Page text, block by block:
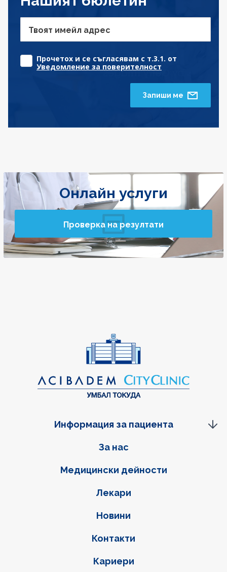
Твоят имейл адрес
Прочетох и се съгласявам с т.3.1. от
Уведомление за поверителност
Запиши ме
Онлайн услуги
Проверка на резултати
Фуутер навигация
За нас
Медицински дейности
Лекари
Новини
Контакти
Кариери
Информация за пациента